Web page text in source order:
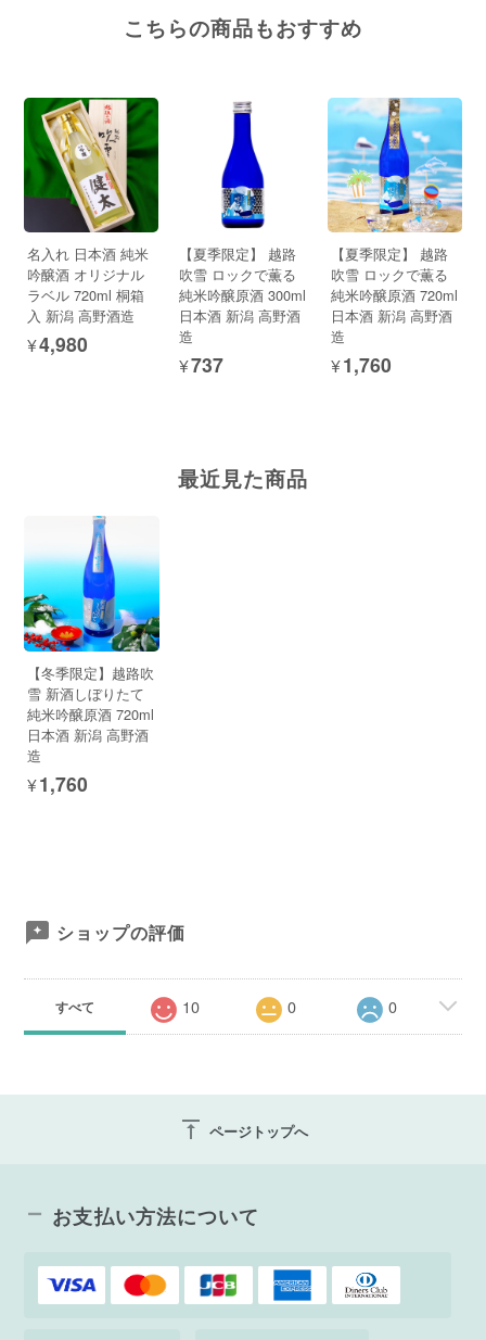
こちらの商品もおすすめ
名入れ 日本酒 純米
吟醸酒 オリジナル
ラベル 720ml 桐箱
入 新潟 高野酒造
¥4,980
【夏季限定】 越路
吹雪 ロックで薫る
純米吟醸原酒 300ml
日本酒 新潟 高野酒
造
¥737
【夏季限定】 越路
吹雪 ロックで薫る
純米吟醸原酒 720ml
日本酒 新潟 高野酒
造
¥1,760
最近見た商品
【冬季限定】越路吹
雪 新酒しぼりたて
純米吟醸原酒 720ml
日本酒 新潟 高野酒
造
¥1,760
ショップの評価
すべて 10 0 0
vertical_align_top ページトップへ
お支払い方法について